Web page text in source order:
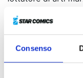
Consenso
senza esclusione
tutte il campione
potere nelle mani